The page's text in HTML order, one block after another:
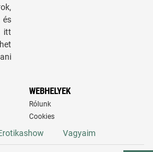
és
itt
WEBHELYEK
Rólunk
Cookies
Vagyaim